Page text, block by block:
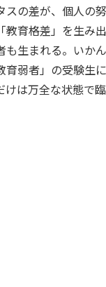
スの差が、個人の
教育格差」を生み
も生まれる。いか
育弱者」の受験生
けは万全な状態で